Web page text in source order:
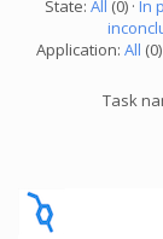
State: All (0) · In
Application: All (0)
Task